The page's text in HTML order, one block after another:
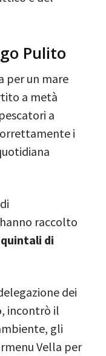
Pulito
per un mare
a metà
a
i
raccolto
di
dei
incontrò il
gli
Vella per